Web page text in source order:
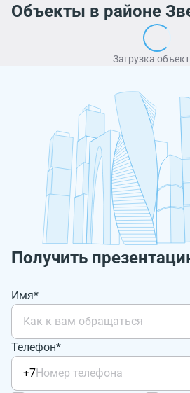
Объекты в районе
Загрузка
Получить
Имя*
Телефон*
+7